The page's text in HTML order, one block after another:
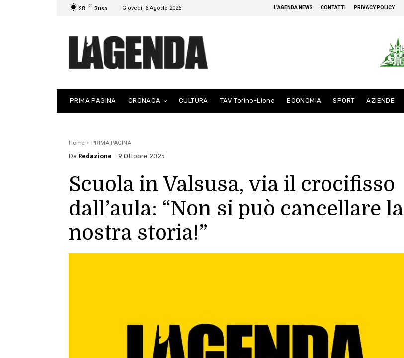
28 C Susa Giovedì, 6 Agosto 2026 L’AGENDA NEWS CONTATTI PRIVACY POLICY
PRIMA PAGINA CRONACA CULTURA TAV Torino-Lione ECONOMIA SPORT AZIENDE
Home PRIMA PAGINA
Da Redazione 9 Ottobre 2025
Scuola in Valsusa, via il crocifisso
dall’aula: “Non si può cancellare la
nostra storia!”